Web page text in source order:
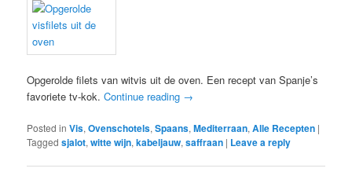
Opgerolde filets van witvis uit de oven. Een recept van Spanje’s
favoriete tv-kok.Continue reading →
Posted in Vis,Ovenschotels,Spaans,Mediterraan,Alle Recepten |
Tagged sjalot,witte wijn,kabeljauw,saffraan | Leave a reply